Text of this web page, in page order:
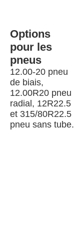
Options
pour les
pneus
12.00-20 pneu
de biais,
12.00R20 pneu
radial, 12R22.5
et 315/80R22.5
pneu sans tube.